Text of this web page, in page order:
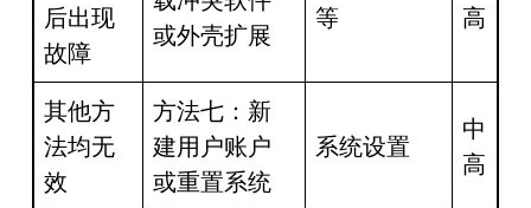
后出现
故障
或外壳扩展
等
高
其他方
法均无
效
方法七：新
建用户账户
或重置系统
系统设置
中
高